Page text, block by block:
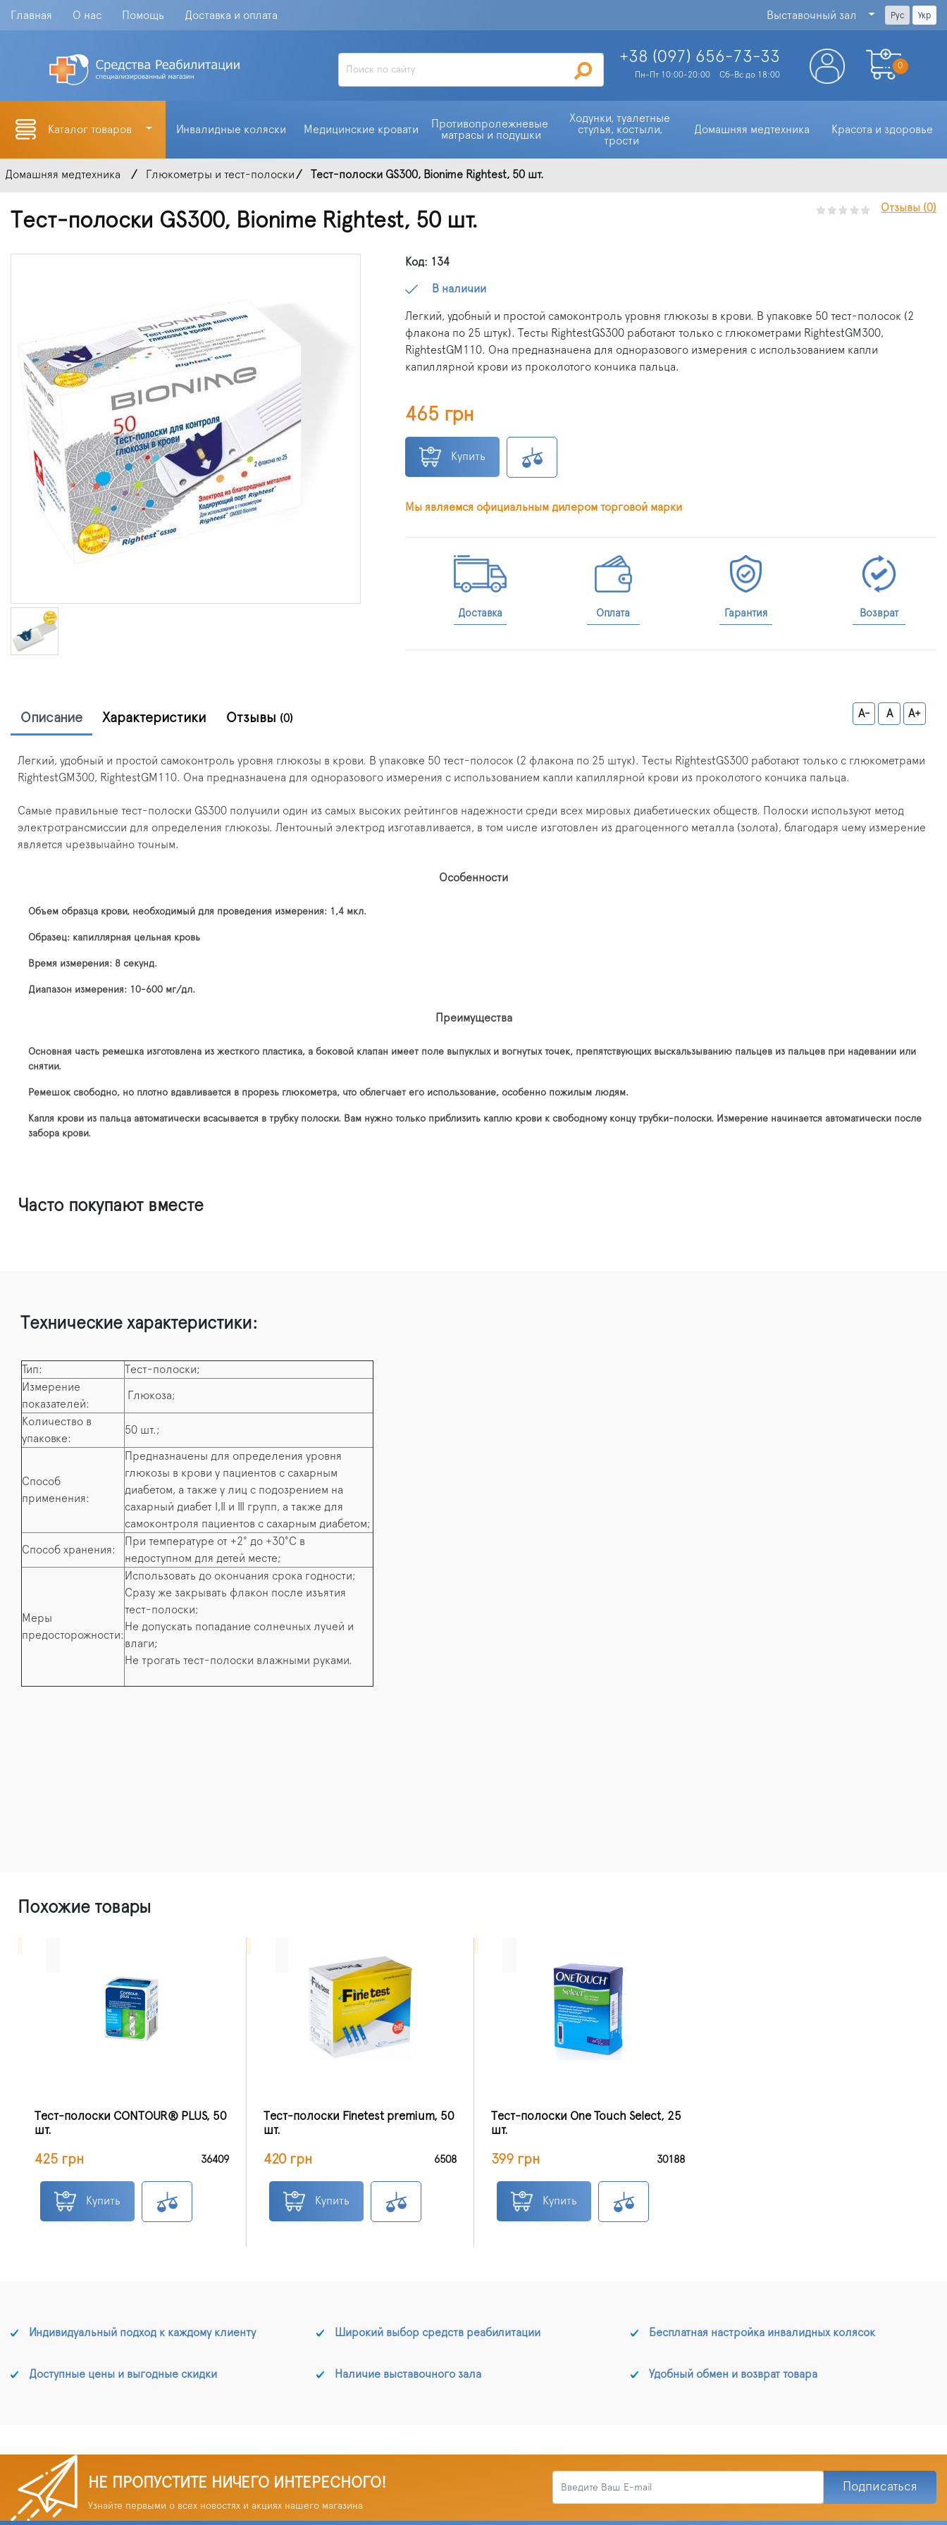
Главная О нас Помощь Доставка и оплата Выставочный зал Рус Укр
+38 (097) 656-73-33
Пн-Пт 10:00-20:00 Сб-Вс до 18:00
0
Каталог товаров Инвалидные коляски Медицинские кровати
Противопролежневые
матрасы и подушки
Ходунки, туалетные
стулья, костыли,
трости
Домашняя медтехника Красота и здоровье
Домашняя медтехника Глюкометры и тест-полоски Тест-полоски GS300, Bionime Rightest, 50 шт.
Тест-полоски GS300, Bionime Rightest, 50 шт.
Отзывы (0)
Код: 134
В наличии
Легкий, удобный и простой самоконтроль уровня глюкозы в крови. В упаковке 50 тест-полосок (2
флакона по 25 штук). Тесты RightestGS300 работают только с глюкометрами RightestGM300,
RightestGM110. Она предназначена для одноразового измерения с использованием капли
капиллярной крови из проколотого кончика пальца.
465 грн
Купить
Мы являемся официальным дилером торговой марки
Доставка Оплата Гарантия Возврат
Описание Характеристики Отзывы (0) A- A A+
Легкий, удобный и простой самоконтроль уровня глюкозы в крови. В упаковке 50 тест-полосок (2 флакона по 25 штук). Тесты RightestGS300 работают только с глюкометрами
RightestGM300, RightestGM110. Она предназначена для одноразового измерения с использованием капли капиллярной крови из проколотого кончика пальца.
Самые правильные тест-полоски GS300 получили один из самых высоких рейтингов надежности среди всех мировых диабетических обществ. Полоски используют метод
электротрансмиссии для определения глюкозы. Ленточный электрод изготавливается, в том числе изготовлен из драгоценного металла (золота), благодаря чему измерение
является чрезвычайно точным.
Особенности
Объем образца крови, необходимый для проведения измерения: 1,4 мкл.
Образец: капиллярная цельная кровь
Время измерения: 8 секунд.
Диапазон измерения: 10-600 мг/дл.
Преимущества
Основная часть ремешка изготовлена из жесткого пластика, а боковой клапан имеет поле выпуклых и вогнутых точек, препятствующих выскальзыванию пальцев из пальцев при надевании или
снятии.
Ремешок свободно, но плотно вдавливается в прорезь глюкометра, что облегчает его использование, особенно пожилым людям.
Капля крови из пальца автоматически всасывается в трубку полоски. Вам нужно только приблизить каплю крови к свободному концу трубки-полоски. Измерение начинается автоматически после
забора крови.
Часто покупают вместе
Технические характеристики:
Тип:
Тест-полоски;
Измерение
показателей:
Глюкоза;
Количество в
упаковке:
50 шт.;
Способ
применения:
Предназначены для определения уровня
глюкозы в крови у пациентов с сахарным
диабетом, а также у лиц с подозрением на
сахарный диабет I,II и III групп, а также для
самоконтроля пациентов с сахарным диабетом;
Способ хранения:
При температуре от +2° до +30°С в
недоступном для детей месте;
Меры
предосторожности:
Использовать до окончания срока годности;
Сразу же закрывать флакон после изъятия
тест-полоски;
Не допускать попадание солнечных лучей и
влаги;
Не трогать тест-полоски влажными руками.
Похожие товары
Тест-полоски CONTOUR® PLUS, 50
шт.
425 грн 36409
Купить
Тест-полоски Finetest premium, 50
шт.
420 грн 6508
Купить
Тест-полоски One Touch Select, 25
шт.
399 грн 30188
Купить
Индивидуальный подход к каждому клиенту Широкий выбор средств реабилитации
Доступные цены и выгодные скидки Наличие выставочного зала
Бесплатная настройка инвалидных колясок
Удобный обмен и возврат товара
НЕ ПРОПУСТИТЕ НИЧЕГО ИНТЕРЕСНОГО!
Узнайте первыми о всех новостях и акциях нашего магазина
Подписаться